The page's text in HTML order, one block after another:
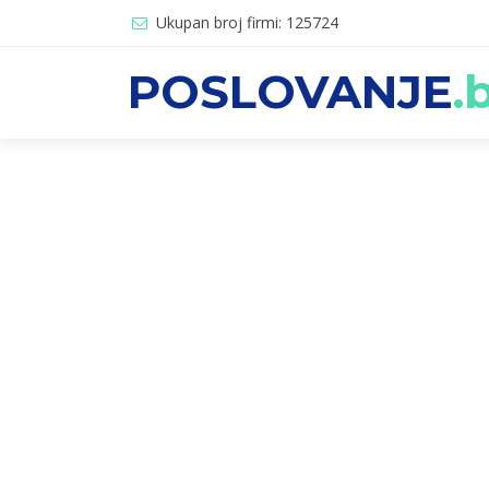
Ukupan broj firmi: 125724
POSLOVANJE